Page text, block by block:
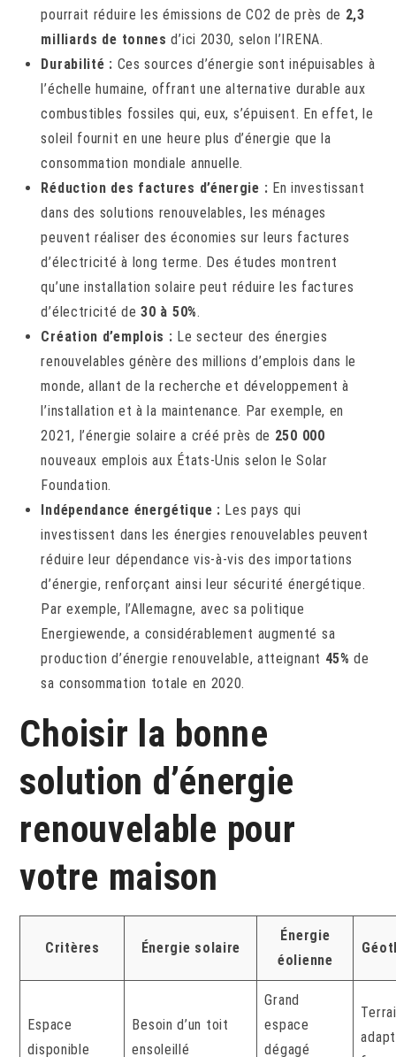
pourrait réduire les émissions de CO2 de près de 2,3
milliards de tonnes d’ici 2030, selon l’IRENA.
Durabilité : Ces sources d’énergie sont inépuisables à
l’échelle humaine, offrant une alternative durable aux
combustibles fossiles qui, eux, s’épuisent. En effet, le
soleil fournit en une heure plus d’énergie que la
consommation mondiale annuelle.
Réduction des factures d’énergie : En investissant
dans des solutions renouvelables, les ménages
peuvent réaliser des économies sur leurs factures
d’électricité à long terme. Des études montrent
qu’une installation solaire peut réduire les factures
d’électricité de30 à 50%.
Création d’emplois : Le secteur des énergies
renouvelables génère des millions d’emplois dans le
monde, allant de la recherche et développement à
l’installation et à la maintenance. Par exemple, en
2021, l’énergie solaire a créé près de 250 000
nouveaux emplois aux États-Unis selon le Solar
Foundation.
Indépendance énergétique : Les pays qui
investissent dans les énergies renouvelables peuvent
réduire leur dépendance vis-à-vis des importations
d’énergie, renforçant ainsi leur sécurité énergétique.
Par exemple, l’Allemagne, avec sa politique
Energiewende, a considérablement augmenté sa
production d’énergie renouvelable, atteignant 45% de
sa consommation totale en 2020.
Choisir la bonne
solution d’énergie
renouvelable pour
votre maison
Critères Énergie solaire
Énergie
éolienne
Espace
disponible
Besoin d’un toit
ensoleillé
Grand
espace
dégagé